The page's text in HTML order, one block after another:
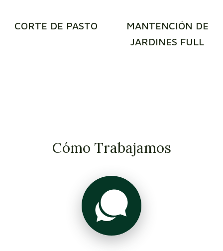
MANTENCIÓN DE
JARDINES FULL
CORTE DE PASTO
Cómo Trabajamos